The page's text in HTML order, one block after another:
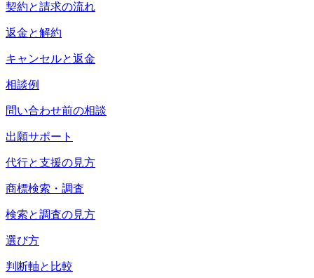
契約と請求の流れ
返金と解約
キャンセルと返金
相談例
問い合わせ前の相談
出願サポート
代行と支援の見方
商標検索・調査
検索と調査の見方
選び方
判断軸と比較